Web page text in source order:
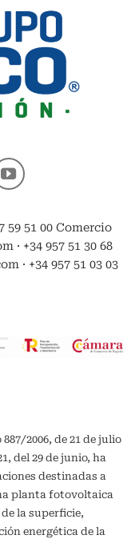
59 51 00 Comercio
· +34 957 51 30 68
· +34 957 51 03 03
2006, de 21 de julio
del 29 de junio, ha
destinadas a
planta fotovoltaica
de la superficie,
energética de la